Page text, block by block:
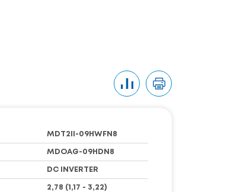
MDT2II-09HWFN8
MDOAG-09HDN8
DC INVERTER
2,78 (1,17 - 3,22)